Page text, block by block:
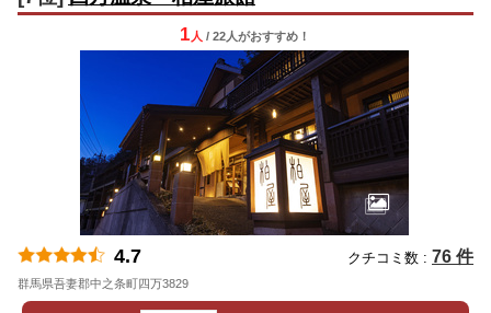
1 人 / 22人がおすすめ！
4.7 クチコミ数 : 76 件
群馬県吾妻郡中之条町四万3829